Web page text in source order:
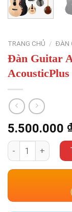
TRANG CHỦ / ĐÀN
Đàn Guitar
AcousticPlus
5.500.000 ₫
Đàn Guitar